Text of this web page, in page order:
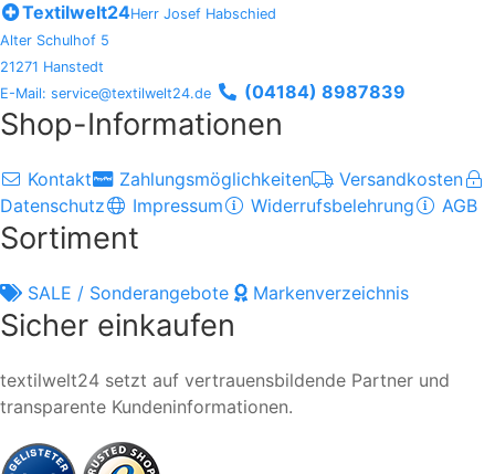
Textilwelt24Herr Josef Habschied
Alter Schulhof 5
21271 Hanstedt
E-Mail: service@textilwelt24.de
(04184) 8987839
Shop-Informationen
Kontakt Zahlungsmöglichkeiten
Versandkosten
Datenschutz
Impressum Widerrufsbelehrung AGB
Sortiment
SALE / Sonderangebote Markenverzeichnis
Sicher einkaufen
textilwelt24 setzt auf vertrauensbildende Partner und
transparente Kundeninformationen.